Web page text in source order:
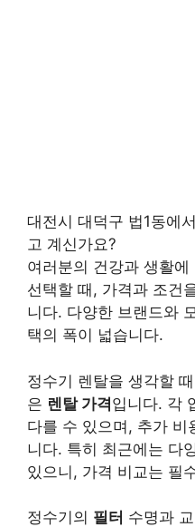
대전시 대덕구 법1동에
고 계신가요?
여러분의 건강과 생활
선택할 때, 가격과 조건
니다. 다양한 브랜드와
택의 폭이 넓습니다.
정수기 렌탈을 생각할
은 렌탈 가격입니다. 각
다를 수 있으며, 추가 비
니다. 특히 최근에는 다
있으니, 가격 비교는 필
정수기의 필터 수명과